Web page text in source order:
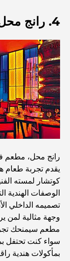
المقاهي في
الحياة في
أفضل وجبات
كيفية
مخطط تلال
دبي
منازل
والانسجام
أفضل شركات
4. رانج محل من تأليف أتول كوتشار
رانج محل، مطعم
يقدم تجربة طعام
كوتشار لمسته
الوصفات الهندية
تصميمه الداخلي
وجهة مثالية لمن
مطعم سيمنحك
سواء كنت تحتفل
بمأكولات هندية